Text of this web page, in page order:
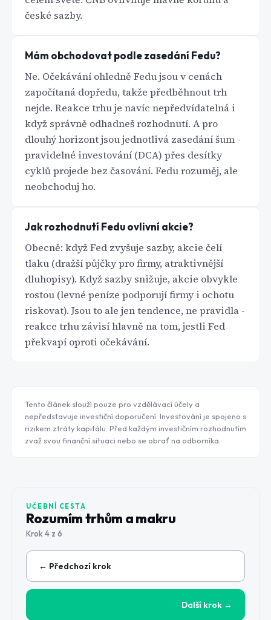
české sazby.
Mám obchodovat podle zasedání Fedu?
Ne. Očekávání ohledně Fedu jsou v cenách
započítaná dopředu, takže předběhnout trh
nejde. Reakce trhu je navíc nepředvídatelná i
když správně odhadneš rozhodnutí. A pro
dlouhý horizont jsou jednotlivá zasedání šum -
pravidelné investování (DCA) přes desítky
cyklů projede bez časování. Fedu rozuměj, ale
neobchoduj ho.
Jak rozhodnutí Fedu ovlivní akcie?
Obecně: když Fed zvyšuje sazby, akcie čelí
tlaku (dražší půjčky pro firmy, atraktivnější
dluhopisy). Když sazby snižuje, akcie obvykle
rostou (levné peníze podporují firmy i ochotu
riskovat). Jsou to ale jen tendence, ne pravidla -
reakce trhu závisí hlavně na tom, jestli Fed
překvapí oproti očekávání.
Tento článek slouží pouze pro vzdělávací účely a
nepředstavuje investiční doporučení. Investování je spojeno s
rizikem ztráty kapitálu. Před každým investičním rozhodnutím
zvaž svou finanční situaci nebo se obrať na odborníka.
UČEBNÍ CESTA
Rozumím trhům a makru
Krok 4 z 6
← Předchozí krok
Další krok →